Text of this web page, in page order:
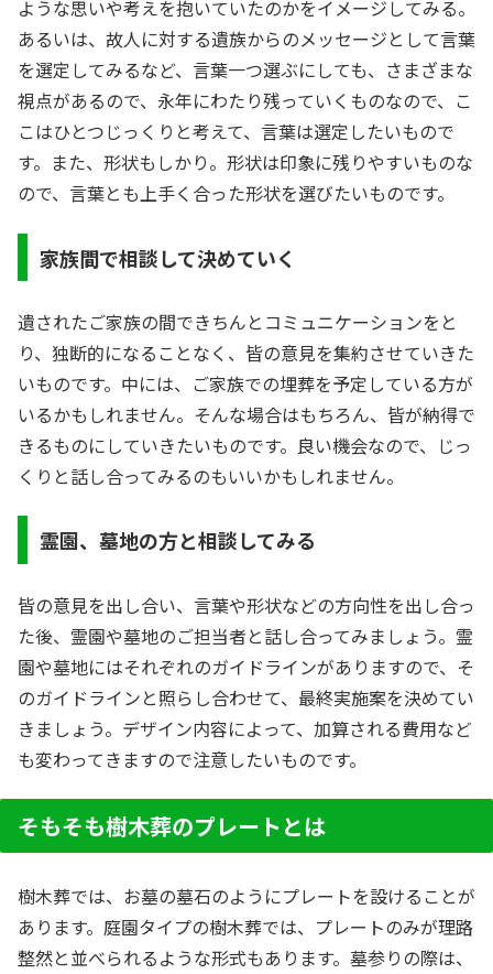
ような思いや考えを抱いていたのかをイメージしてみる。
あるいは、故人に対する遺族からのメッセージとして言葉
を選定してみるなど、言葉一つ選ぶにしても、さまざまな
視点があるので、永年にわたり残っていくものなので、こ
こはひとつじっくりと考えて、言葉は選定したいもので
す。また、形状もしかり。形状は印象に残りやすいものな
ので、言葉とも上手く合った形状を選びたいものです。
家族間で相談して決めていく
遺されたご家族の間できちんとコミュニケーションをと
り、独断的になることなく、皆の意見を集約させていきた
いものです。中には、ご家族での埋葬を予定している方が
いるかもしれません。そんな場合はもちろん、皆が納得で
きるものにしていきたいものです。良い機会なので、じっ
くりと話し合ってみるのもいいかもしれません。
霊園、墓地の方と相談してみる
皆の意見を出し合い、言葉や形状などの方向性を出し合っ
た後、霊園や墓地のご担当者と話し合ってみましょう。霊
園や墓地にはそれぞれのガイドラインがありますので、そ
のガイドラインと照らし合わせて、最終実施案を決めてい
きましょう。デザイン内容によって、加算される費用など
も変わってきますので注意したいものです。
そもそも樹木葬のプレートとは
樹木葬では、お墓の墓石のようにプレートを設けることが
あります。庭園タイプの樹木葬では、プレートのみが理路
整然と並べられるような形式もあります。墓参りの際は、